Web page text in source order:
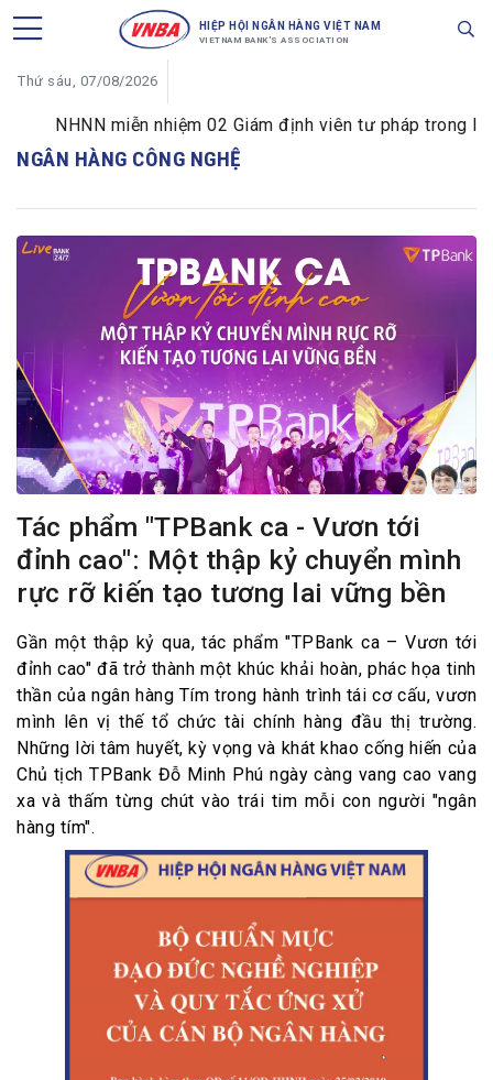
HIỆP HỘI NGÂN HÀNG VIỆT NAM
VIETNAM BANK'S ASSOCIATION
Thứ sáu, 07/08/2026
NHNN miễn nhiệm 02 Giám định viên tư pháp trong
NGÂN HÀNG CÔNG NGHỆ
Tác phẩm "TPBank ca - Vươn tới
đỉnh cao": Một thập kỷ chuyển mình
rực rỡ kiến tạo tương lai vững bền
Gần một thập kỷ qua, tác phẩm "TPBank ca – Vươn tới
đỉnh cao" đã trở thành một khúc khải hoàn, phác họa tinh
thần của ngân hàng Tím trong hành trình tái cơ cấu, vươn
mình lên vị thế tổ chức tài chính hàng đầu thị trường.
Những lời tâm huyết, kỳ vọng và khát khao cống hiến của
Chủ tịch TPBank Đỗ Minh Phú ngày càng vang cao vang
xa và thấm từng chút vào trái tim mỗi con người "ngân
hàng tím".